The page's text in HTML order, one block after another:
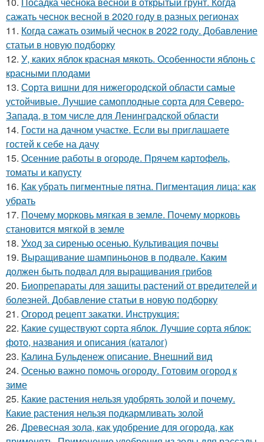
сажать чеснок весной в 2020 году в разных регионах
11. Когда сажать озимый чеснок в 2022 году. Добавление
статьи в новую подборку
12. У, каких яблок красная мякоть. Особенности яблонь с
красными плодами
13. Сорта вишни для нижегородской области самые
устойчивые. Лучшие самоплодные сорта для Северо-
Запада, в том числе для Ленинградской области
14. Гости на дачном участке. Если вы приглашаете
гостей к себе на дачу
15. Осенние работы в огороде. Прячем картофель,
томаты и капусту
16. Как убрать пигментные пятна. Пигментация лица: как
убрать
17. Почему морковь мягкая в земле. Почему морковь
становится мягкой в земле
18. Уход за сиренью осенью. Культивация почвы
19. Выращивание шампиньонов в подвале. Каким
должен быть подвал для выращивания грибов
20. Биопрепараты для защиты растений от вредителей и
болезней. Добавление статьи в новую подборку
21. Огород рецепт закатки. Инструкция:
22. Какие существуют сорта яблок. Лучшие сорта яблок:
фото, названия и описания (каталог)
23. Калина Бульденеж описание. Внешний вид
24. Осенью важно помочь огороду. Готовим огород к
зиме
25. Какие растения нельзя удобрять золой и почему.
Какие растения нельзя подкармливать золой
26. Древесная зола, как удобрение для огорода, как